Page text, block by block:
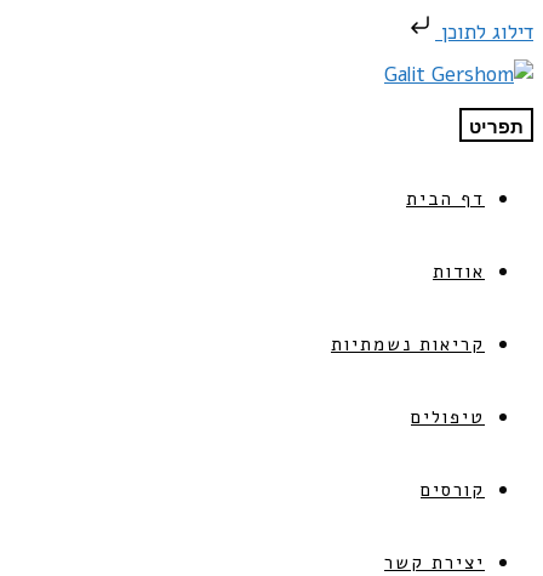
דילוג לתוכן
תפריט
דף הבית
אודות
קריאות נשמתיות
טיפולים
קורסים
יצירת קשר